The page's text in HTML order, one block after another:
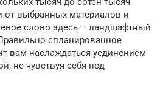
от выбранных материалов и
слово здесь – ландшафтный
спланированное
вам наслаждаться уединением
не чувствуя себя под